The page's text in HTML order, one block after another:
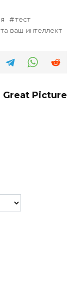
тест
ваш интеллект
Great Picture